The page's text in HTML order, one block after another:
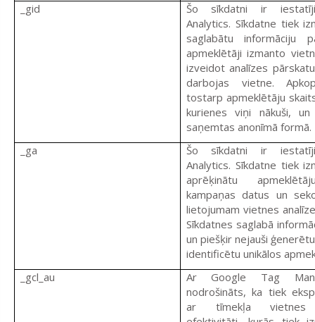
_gid
Šo sīkdatni ir
Analytics. Sīkdatne tiek
saglabātu informāciju
apmeklētāji izmanto
izveidot analīzes
darbojas vietne.
tostarp apmeklētāju
kurienes viņi nākuši,
saņemtas anonīmā formā.
_ga
Šo sīkdatni ir
Analytics. Sīkdatne tiek
aprēķinātu
kampaņas datus un
lietojumam vietnes
Sīkdatnes saglabā
un piešķir nejauši
identificētu unikālos
_gcl_au
Ar Google Tag
nodrošināts, ka tiek
ar tīmekļa vietnes